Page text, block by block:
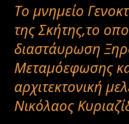
Το μνημείο
της Σκήτης,το
διαστάυρωση
Μεταμόεφωσης
αρχιτεκτονική
Νικόλαος